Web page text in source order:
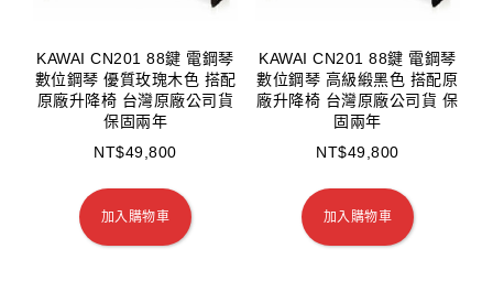
KAWAI CN201 88鍵 電鋼琴
數位鋼琴 優質玫瑰木色 搭配
原廠升降椅 台灣原廠公司貨
保固兩年
NT$49,800
加入購物車
KAWAI CN201 88鍵 電鋼琴
數位鋼琴 高級緞黑色 搭配原
廠升降椅 台灣原廠公司貨 保
固兩年
NT$49,800
加入購物車